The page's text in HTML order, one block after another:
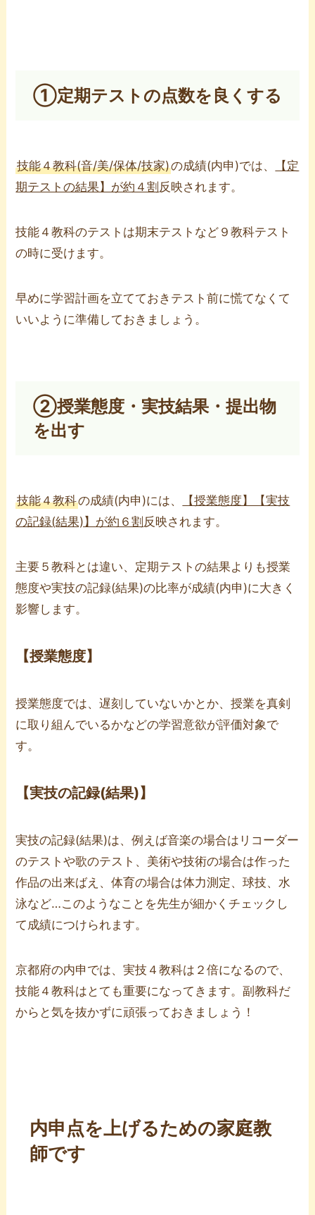
①定期テストの点数を良くする
技能４教科(音/美/保体/技家)の成績(内申)では、
【定
期テストの結果】が約４割反映されます。
技能４教科のテストは期末テストなど９教科テスト
の時に受けます。
早めに学習計画を立てておきテスト前に慌てなくて
いいように準備しておきましょう。
②授業態度・実技結果・提出物
を出す
技能４教科の成績(内申)には、
【授業態度】【実技
の記録(結果)】が約６割反映されます。
主要５教科とは違い、定期テストの結果よりも授業
態度や実技の記録(結果)の比率が成績(内申)に大きく
影響します。
【授業態度】
授業態度では、遅刻していないかとか、授業を真剣
に取り組んでいるかなどの学習意欲が評価対象で
す。
【実技の記録(結果)】
実技の記録(結果)は、例えば音楽の場合はリコーダー
のテストや歌のテスト、美術や技術の場合は作った
作品の出来ばえ、体育の場合は体力測定、球技、水
泳など…このようなことを先生が細かくチェックし
て成績につけられます。
京都府の内申では、実技４教科は２倍になるので、
技能４教科はとても重要になってきます。副教科だ
からと気を抜かずに頑張っておきましょう！
内申点を上げるための家庭教
師です